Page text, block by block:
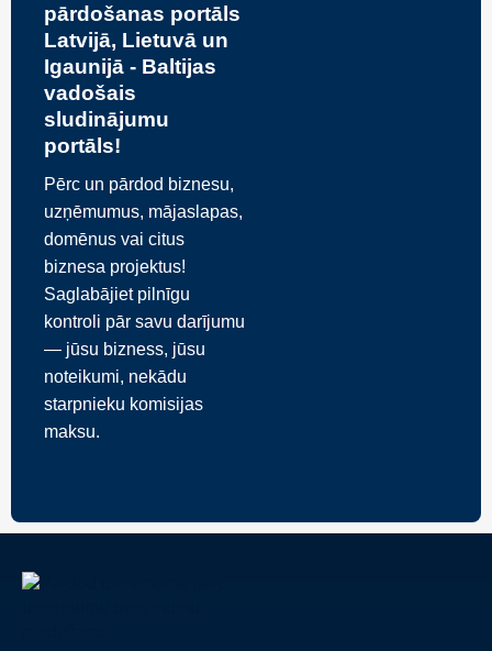
pārdošanas portāls
Latvijā, Lietuvā un
Igaunijā - Baltijas
vadošais
sludinājumu
portāls!
Pērc un pārdod biznesu,
uzņēmumus, mājaslapas,
domēnus vai citus
biznesa projektus!
Saglabājiet pilnīgu
kontroli pār savu darījumu
— jūsu bizness, jūsu
noteikumi, nekādu
starpnieku komisijas
maksu.